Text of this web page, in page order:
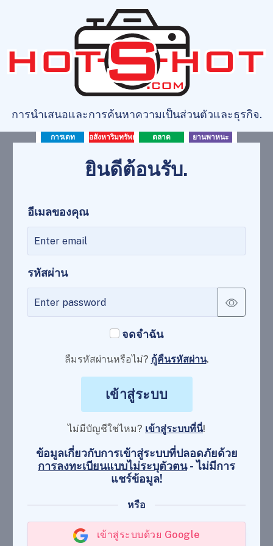
การนำเสนอและการค้นหาความเป็นส่วนตัวและธุรกิจ.
การเดท อสังหาริมทรัพย์ ตลาด ยานพาหนะ
ยินดีต้อนรับ.
อีเมลของคุณ
รหัสผ่าน
จดจำฉัน
ลืมรหัสผ่านหรือไม่? กู้คืนรหัสผ่าน.
เข้าสู่ระบบ
ไม่มีบัญชีใช่ไหม? เข้าสู่ระบบที่นี่!
ข้อมูลเกี่ยวกับการเข้าสู่ระบบที่ปลอดภัยด้วย
การลงทะเบียนแบบไม่ระบุตัวตน- ไม่มีการ
แชร์ข้อมูล!
หรือ
เข้าสู่ระบบด้วย Google